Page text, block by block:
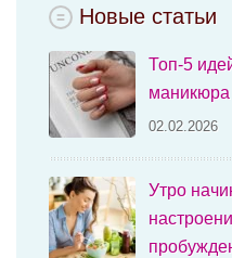
Новые статьи
Топ-5
02.02.2026
Утро